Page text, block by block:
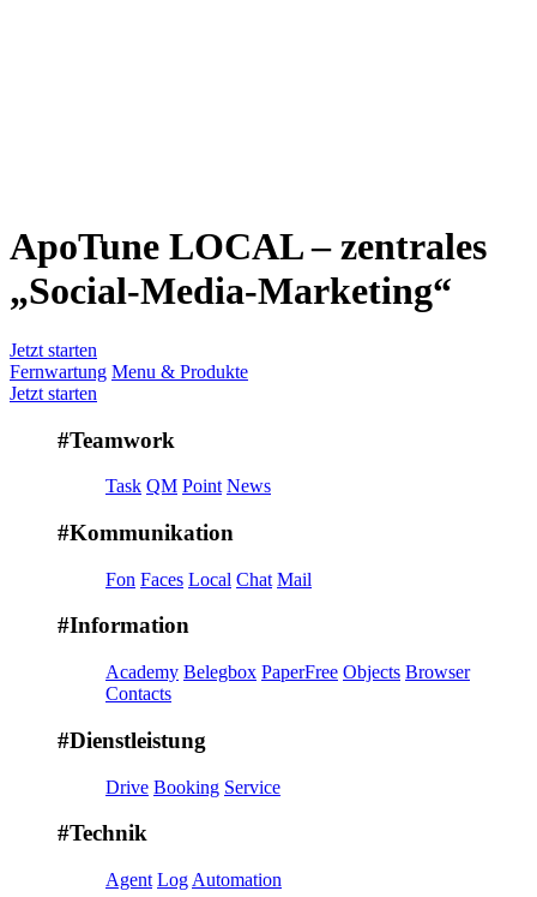
ApoTune LOCAL – zentrales
„Social-Media-Marketing“
Jetzt starten
Fernwartung Menu & Produkte
Jetzt starten
#Teamwork
Task QM Point News
#Kommunikation
Fon Faces Local Chat Mail
#Information
Academy Belegbox PaperFree Objects Browser
Contacts
#Dienstleistung
Drive Booking Service
#Technik
Agent Log Automation